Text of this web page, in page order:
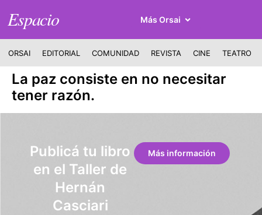
Espacio Más Orsai
ORSAI EDITORIAL COMUNIDAD REVISTA CINE TEATRO
La paz consiste en no necesitar
tener razón.
Publicá tu libro
en el Taller de
Hernán
Casciari
Más información